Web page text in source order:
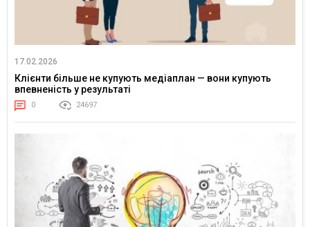
17.02.2026
Клієнти більше не купують медіаплан — вони купують
впевненість у результаті
0 24697